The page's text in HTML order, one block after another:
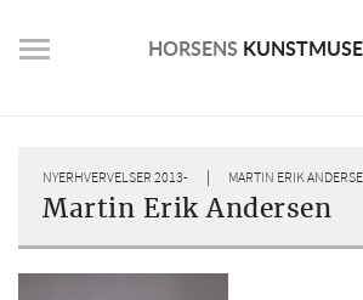
content
HORSENS
NYERHVERVELSER 2013- | MARTIN ERIK
Martin Erik Andersen